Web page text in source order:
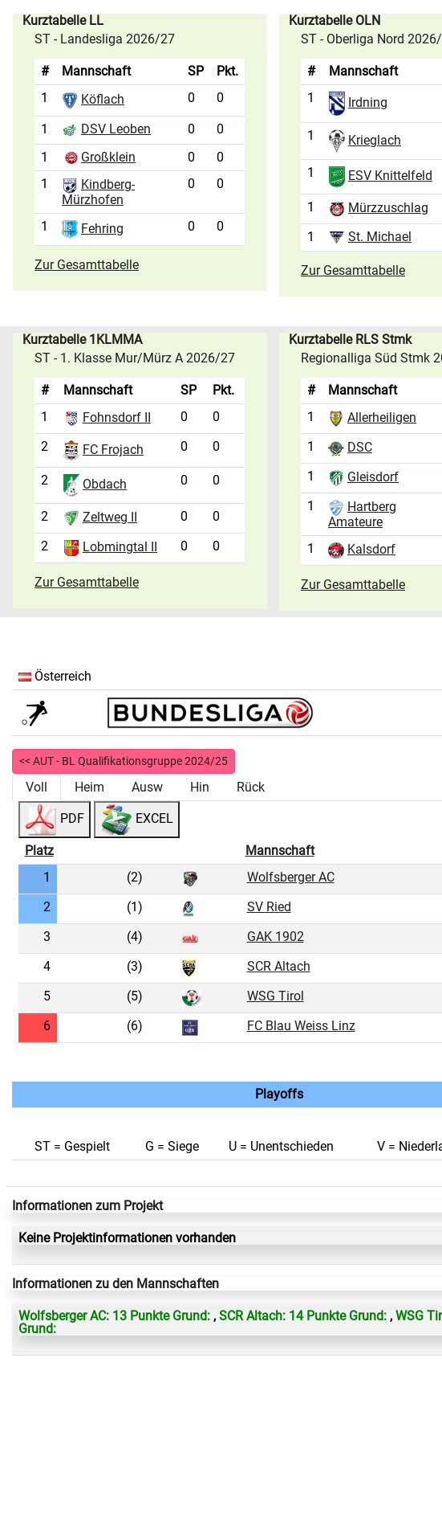
Kurztabelle LL
ST - Landesliga 2026/27
# Mannschaft SP
Pkt.
1
Köflach 0 0
1 DSV Leoben 0
0
1
Großklein 0
0
1
Kindberg-
Mürzhofen
0 0
1 Fehring 0 0
Zur Gesamttabelle
Kurztabelle OLN
ST - Oberliga Nord
# Mannschaft
1
Irdning
1 Krieglach
1 ESV Knittelfeld
1 Mürzzuschlag
1
St. Michael
Zur Gesamttabelle
Kurztabelle 1KLMMA
ST - 1. Klasse Mur/Mürz A 2026/27
# Mannschaft SP
Pkt.
1
Fohnsdorf II 0
0
2
FC Frojach 0 0
2 Obdach 0 0
2 Zeltweg II 0
0
2
Lobmingtal II 0 0
Zur Gesamttabelle
Kurztabelle RLS Stmk
Regionalliga Süd Stmk
# Mannschaft
1
Allerheiligen
1
DSC
1
Gleisdorf
1
Hartberg
Amateure
1 Kalsdorf
Zur Gesamttabelle
Österreich
<< AUT - BL Qualifikationsgruppe 2024/25
Voll Heim Ausw Hin Rück
PDF EXCEL
Platz Mannschaft
1
(2) Wolfsberger AC
2
(1) SV Ried
3
(4) GAK 1902
4
(3) SCR Altach
5
(5) WSG Tirol
6
(6) FC Blau Weiss Linz
Playoffs
ST = Gespielt G = Siege U = Unentschieden V =
Informationen zum Projekt
Keine Projektinformationen vorhanden
Informationen zu den Mannschaften
Wolfsberger AC: 13 Punkte Grund: , SCR Altach: 14 Punkte Grund: , WSG
Grund: